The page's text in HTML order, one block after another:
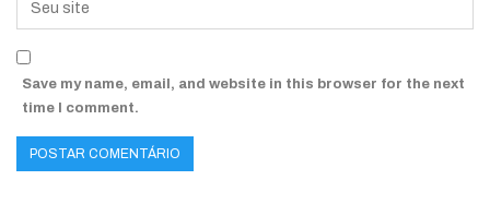
Save my name, email, and website in this browser for the next
time I comment.